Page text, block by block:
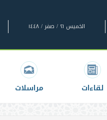
الخميس ٢١ / صفر / ١٤٤٨
لقاءات مراسلات